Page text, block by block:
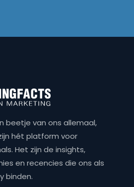
beetje van ons allemaal,
hét platform voor
Het zijn de insights,
en recencies die ons als
binden.